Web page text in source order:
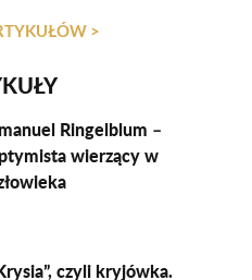
>
Ringelblum –
wierzący w
czyli kryjówka.